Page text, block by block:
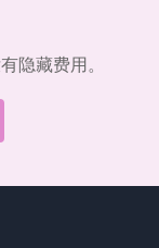
隐藏费用。